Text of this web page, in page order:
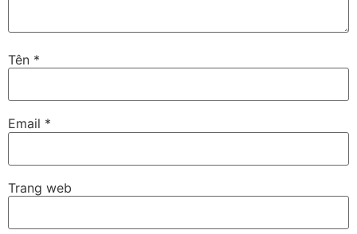
Tên *
Email *
Trang web